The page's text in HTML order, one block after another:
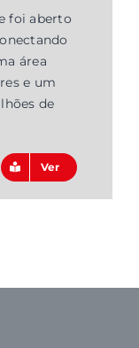
foi aberto
área
e um
de
Ver